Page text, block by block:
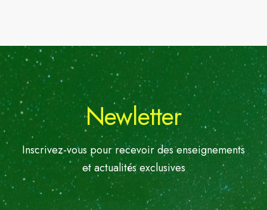
Newletter
Inscrivez-vous pour recevoir des enseignements
et actualités exclusives